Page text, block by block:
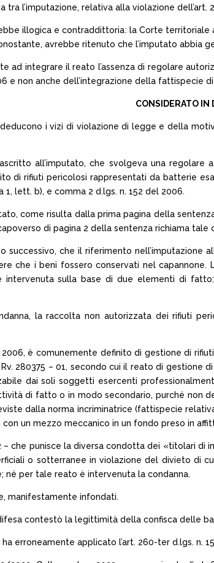
l’imputazione, relativa alla violazione dell’art.
illogica e contraddittoria: la Corte
avrebbe ritenuto che l’imputato abbia
ad integrare il reato l’assenza di regolare
e non anche dell’integrazione della fattispecie
CONSIDERATO IN
i vizi di violazione di legge e della
all’imputato, che svolgeva una
di rifiuti pericolosi rappresentati da batterie
1, lett. b), e comma 2 d.lgs. n. 152 del 2006.
come risulta dalla prima pagina della
di pagina 2 della sentenza richiama tale
successivo, che il riferimento
che i beni fossero conservati nel
intervenuta sulla base di due elementi di
la raccolta non autorizzata dei rifiuti
2006, è comunemente definito di gestione di
280375 – 01, secondo cui il reato di gestione
dai soli soggetti esercenti
di fatto o in modo secondario, purché non
dalla norma incriminatrice (fattispecie
un mezzo meccanico in un fondo preso in
– che punisce la diversa condotta dei «titolari
o sotterranee in violazione del divieto di
per tale reato è intervenuta la condanna.
manifestamente infondati.
contestò la legittimità della confisca delle
erroneamente applicato l’art. 260-ter d.lgs. n.